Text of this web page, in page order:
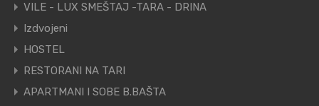
VILE - LUX SMEŠTAJ -TARA - DRINA
Izdvojeni
HOSTEL
RESTORANI NA TARI
APARTMANI I SOBE B.BAŠTA